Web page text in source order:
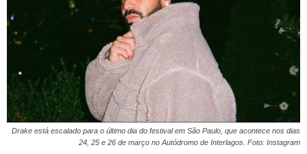
Drake está escalado para o último dia do festival em São Paulo, que acontece nos dias
24, 25 e 26 de março no Autódromo de Interlagos. Foto: Instagram